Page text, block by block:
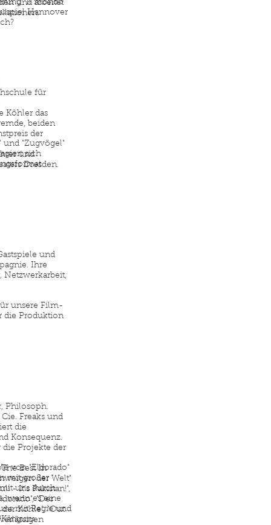
und arbeitet
für
Köhler das
beiden
der
und
Dresden.
und
Ihre
Netzwerkarbeit,
Philosoph.
Freaks und
die
Konsequenz.
Projekte der
Best In
der Welt"
- It's Pakistan!",
"Der
Kohle", "Out
"Il mondo
Hannover
und "Zugvögel"
sich
unsere Film-
die Produktion
von "Eldorado"
mit großer
uns durch
wenn es eine
mit Regie und